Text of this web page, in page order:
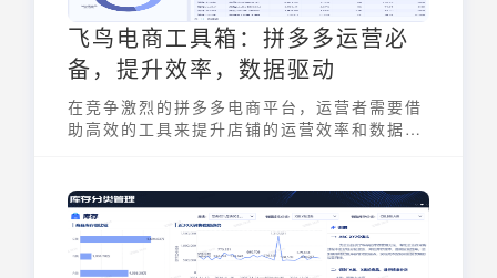
飞鸟电商工具箱：拼多多运营必
备，提升效率，数据驱动
在竞争激烈的拼多多电商平台，运营者需要借
助高效的工具来提升店铺的运营效率和数据分
理、营销分析等多项功能于一体，助力商家实
现数据驱动的精细化运营，从而在市场中脱颖
而出。